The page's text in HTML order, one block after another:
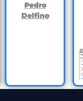
Pedro
Delfino